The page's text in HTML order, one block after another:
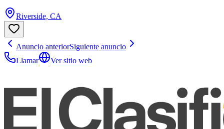
Riverside, CA
Anuncio anteriorSiguiente anuncio
Llamar
Ver sitio web